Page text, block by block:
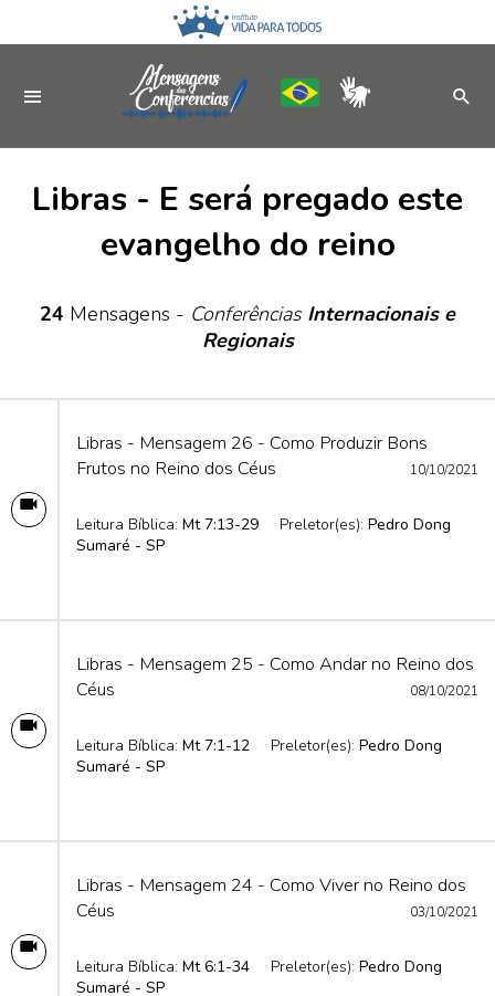
Libras - E será pregado este
evangelho do reino
24 Mensagens - Conferências Internacionais e
Regionais
Libras - Mensagem 26 - Como Produzir Bons
Frutos no Reino dos Céus
10/10/2021
Leitura Bíblica: Mt 7:13-29 Preletor(es): Pedro Dong
Sumaré - SP
Libras - Mensagem 25 - Como Andar no Reino dos
Céus
08/10/2021
Leitura Bíblica: Mt 7:1-12 Preletor(es): Pedro Dong
Sumaré - SP
Libras - Mensagem 24 - Como Viver no Reino dos
Céus
03/10/2021
Leitura Bíblica: Mt 6:1-34 Preletor(es): Pedro Dong
Sumaré - SP